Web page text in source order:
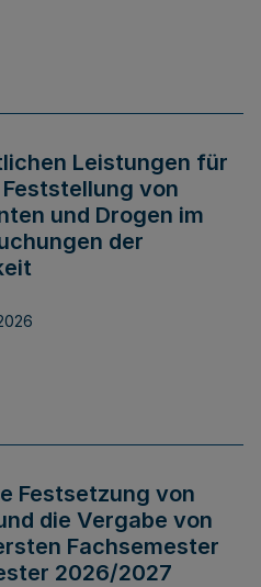
Leistungen für
von
und Drogen im
der
Festsetzung von
die Vergabe von
Fachsemester
2026/2027